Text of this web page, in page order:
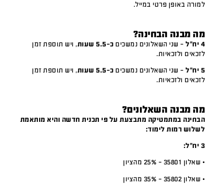
למורה באופן פרטי במייל.
מה מבנה הבחינה?
4 יח"ל – שני השאלונים נמשכים כ-5.5 שעות
, ויש תוספת זמן
לזכאים ולזכאיות.
5 יח"ל – שני השאלונים נמשכים כ-5.5 שעות
, ויש תוספת זמן
לזכאים ולזכאיות.
מה מבנה השאלונים?
הבחינה במתמטיקה מתבצעת על פי תכנית חדשה והיא מותאמת
לשלוש רמות לימוד:
3 יח”ל:
• שאלון 35801 – 25% מהציון
• שאלון 35802 – 35% מהציון